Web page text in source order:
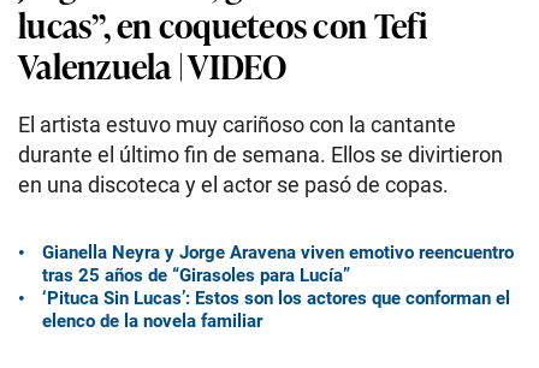
lucas”, en coqueteos con Tefi
Valenzuela | VIDEO
El artista estuvo muy cariñoso con la cantante
durante el último fin de semana. Ellos se divirtieron
en una discoteca y el actor se pasó de copas.
Gianella Neyra y Jorge Aravena viven emotivo reencuentro
tras 25 años de “Girasoles para Lucía”
‘Pituca Sin Lucas’: Estos son los actores que conforman el
elenco de la novela familiar